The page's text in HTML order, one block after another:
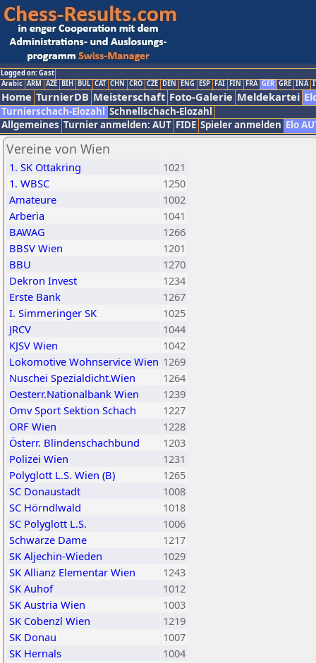
Logged on: Gast
Arabic ARM AZE BIH BUL CAT CHN CRO CZE DEN ENG ESP FAI FIN FRA GER GRE INA
Home TurnierDB Meisterschaft Foto-Galerie Meldekartei
Turnierschach-Elozahl Schnellschach-Elozahl
Allgemeines Turnier anmelden: AUT FIDE Spieler anmelden Elo
Vereine von Wien
1. SK Ottakring
1021
1. WBSC
1250
Amateure
1002
Arberia
1041
BAWAG
1266
BBSV Wien
1201
BBU
1270
Dekron Invest
1234
Erste Bank
1267
I. Simmeringer SK
1025
JRCV
1044
KJSV Wien
1042
Lokomotive Wohnservice Wien 1269
Nuschei Spezialdicht.Wien
1264
Oesterr.Nationalbank Wien
1239
Omv Sport Sektion Schach
1227
ORF Wien
1228
Österr. Blindenschachbund
1203
Polizei Wien
1231
Polyglott L.S. Wien (B)
1265
SC Donaustadt
1008
SC Hörndlwald
1018
SC Polyglott L.S.
1006
Schwarze Dame
1217
SK Aljechin-Wieden
1029
SK Allianz Elementar Wien
1243
SK Auhof
1012
SK Austria Wien
1003
SK Cobenzl Wien
1219
SK Donau
1007
SK Hernals
1004